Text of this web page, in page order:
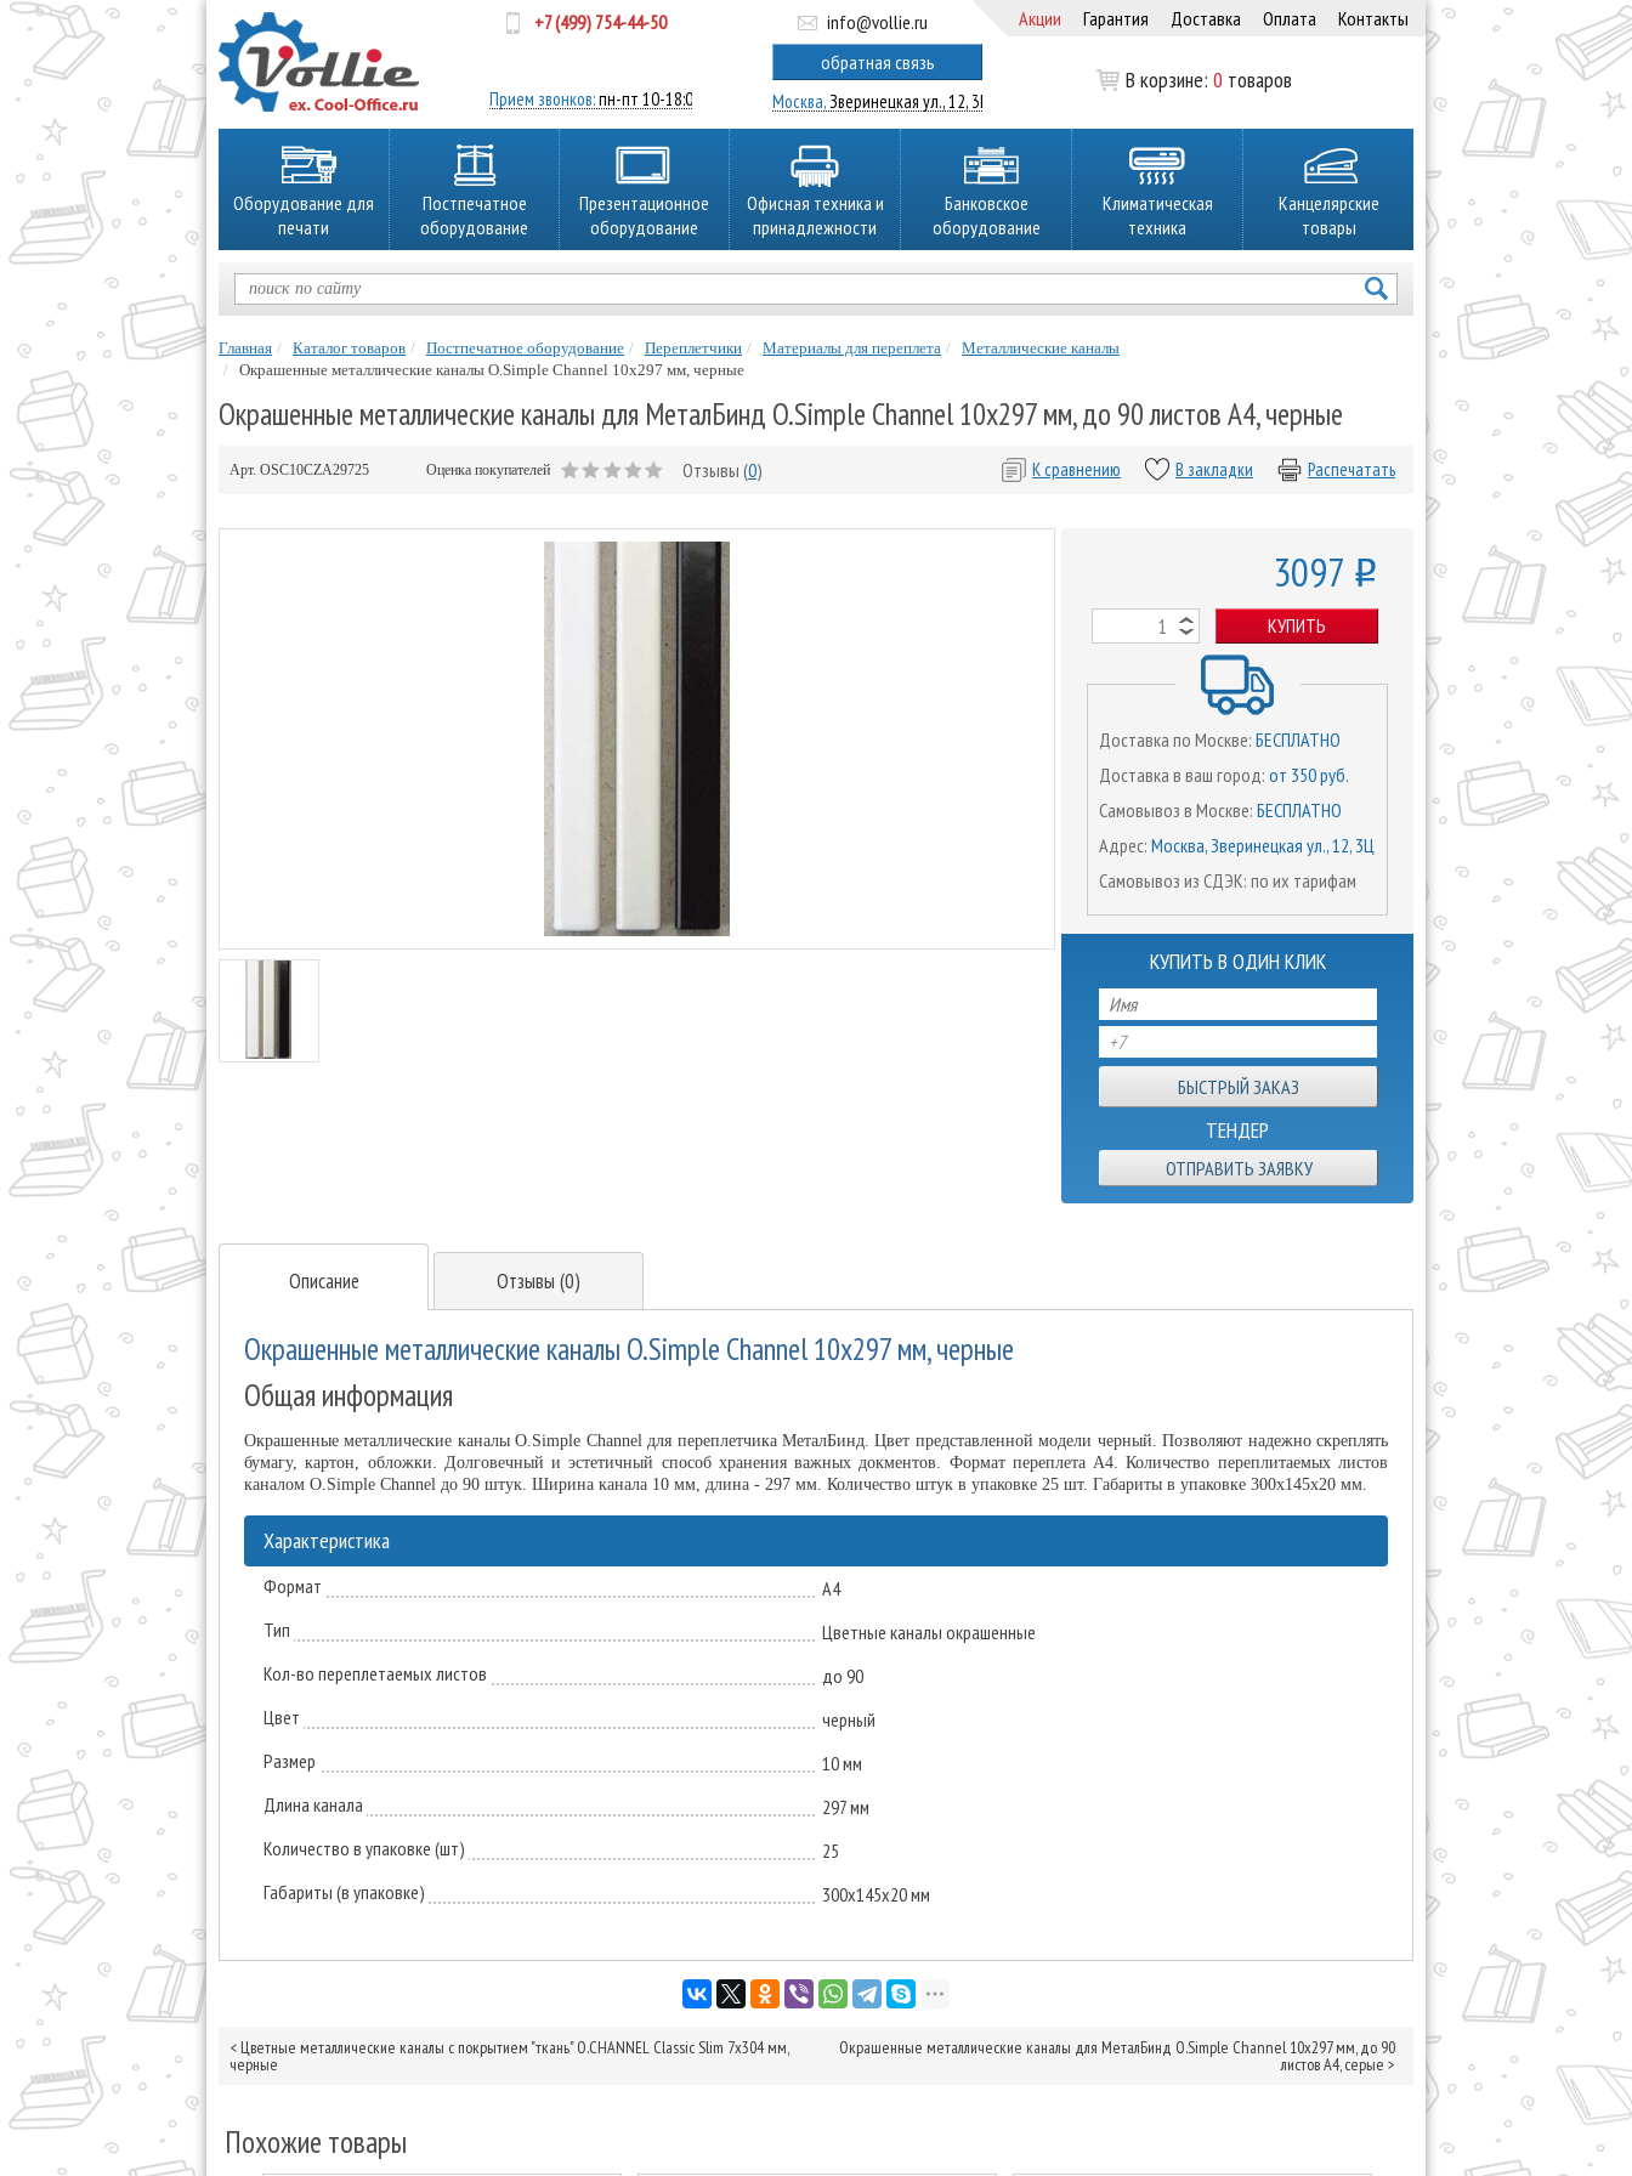
+7 (499) 754-44-50
Прием звонков:пн-пт 10-18:00
info@vollie.ru
обратная связь
Москва,Зверинецкая ул., 12, 3Ц
Акции Гарантия Доставка Оплата Контакты
В корзине:0 товаров
Оборудование для
печати
Постпечатное
оборудование
Презентационное
оборудование
Офисная техника и
принадлежности
Банковское
оборудование
Климатическая
техника
Канцелярские
товары
Главная Каталог товаров Постпечатное оборудование Переплетчики Материалы для переплета
Металлические каналы
Окрашенные металлические каналы O.Simple Channel 10х297 мм, черные
Окрашенные металлические каналы для МеталБинд O.Simple Channel 10х297 мм, до 90 листов А4, черные
Арт. OSC10CZA29725 Оценка покупателей Отзывы (0) Распечатать
В закладки
К сравнению
3097 o
КУПИТЬ
Доставка по Москве: БЕСПЛАТНО
Доставка в ваш город: от 350 руб.
Самовывоз в Москве: БЕСПЛАТНО
Адрес: Москва, Зверинецкая ул., 12, 3Ц
Самовывоз из СДЭК: по их тарифам
КУПИТЬ В ОДИН КЛИК
ТЕНДЕР
ОТПРАВИТЬ ЗАЯВКУ
Описание Отзывы (0)
Окрашенные металлические каналы O.Simple Channel 10х297 мм, черные
Общая информация
Окрашенные металлические каналы O.Simple Channel для переплетчика МеталБинд. Цвет представленной модели черный. Позволяют надежно скреплять
бумагу, картон, обложки. Долговечный и эстетичный способ хранения важных докментов. Формат переплета А4. Количество переплитаемых листов
каналом O.Simple Channel до 90 штук. Ширина канала 10 мм, длина - 297 мм. Количество штук в упаковке 25 шт. Габариты в упаковке 300х145х20 мм.
Характеристика
Формат
А4
Тип
Цветные каналы окрашенные
Кол-во переплетаемых листов
до 90
Цвет
черный
Размер
10 мм
Длина канала
297 мм
Количество в упаковке (шт)
25
Габариты (в упаковке)
300х145х20 мм
< Цветные металлические каналы с покрытием "ткань" O.CHANNEL Classic Slim 7х304 мм,
черные
Окрашенные металлические каналы для МеталБинд O.Simple Channel 10х297 мм, до 90
листов А4, серые >
Похожие товары